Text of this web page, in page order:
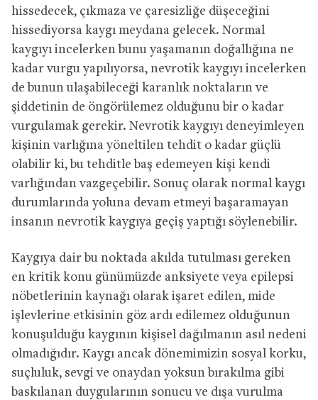
hissedecek, çıkmaza ve çaresizliğe düşeceğini
hissediyorsa kaygı meydana gelecek. Normal
kaygıyı incelerken bunu yaşamanın doğallığına ne
kadar vurgu yapılıyorsa, nevrotik kaygıyı incelerken
de bunun ulaşabileceği karanlık noktaların ve
şiddetinin de öngörülemez olduğunu bir o kadar
vurgulamak gerekir. Nevrotik kaygıyı deneyimleyen
kişinin varlığına yöneltilen tehdit o kadar güçlü
olabilir ki, bu tehditle baş edemeyen kişi kendi
varlığından vazgeçebilir. Sonuç olarak normal kaygı
durumlarında yoluna devam etmeyi başaramayan
insanın nevrotik kaygıya geçiş yaptığı söylenebilir.
Kaygıya dair bu noktada akılda tutulması gereken
en kritik konu günümüzde anksiyete veya epilepsi
nöbetlerinin kaynağı olarak işaret edilen, mide
işlevlerine etkisinin göz ardı edilemez olduğunun
konuşulduğu kaygının kişisel dağılmanın asıl nedeni
olmadığıdır. Kaygı ancak dönemimizin sosyal korku,
suçluluk, sevgi ve onaydan yoksun bırakılma gibi
baskılanan duygularının sonucu ve dışa vurulma